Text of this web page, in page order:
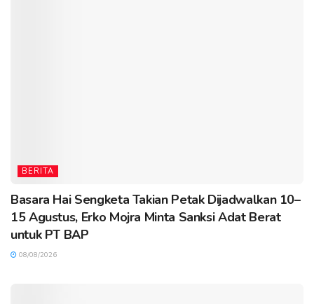
BERITA
Basara Hai Sengketa Takian Petak Dijadwalkan 10–
15 Agustus, Erko Mojra Minta Sanksi Adat Berat
untuk PT BAP
08/08/2026